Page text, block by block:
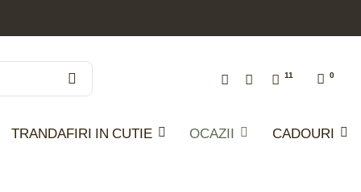
11 0
TRANDAFIRI IN CUTIE OCAZII CADOURI